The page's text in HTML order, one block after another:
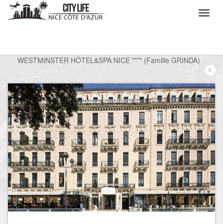
WESTMINSTER HÔTEL&SPA NICE **** (Famille GRINDA)